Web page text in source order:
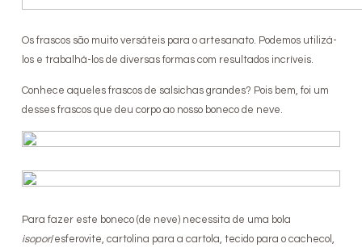
Os frascos são muito versáteis para o artesanato. Podemos utilizá-
los e trabalhá-los de diversas formas com resultados incríveis.
Conhece aqueles frascos de salsichas grandes? Pois bem, foi um
desses frascos que deu corpo ao nosso boneco de neve.
Para fazer este boneco (de neve) necessita de uma bola
isopor/esferovite, cartolina para a cartola, tecido para o cachecol,